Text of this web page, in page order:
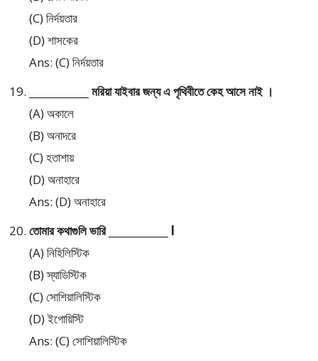
(C) নির্দয়তার
(D) শাসকের
Ans: (C) নির্দয়তার
____________ মরিয়া যাইবার জন্য এ পৃথিবীতে কেহ আসে নাই ।
(A) অকালে
(B) অনাদরে
(C) হতাশায়
(D) অনাহারে
Ans: (D) অনাহারে
তোমার কথাগুলি ভারি ____________ l
(A) নিহিলিস্টিক
(B) স্যাডিস্টিক
(C) সোশিয়ালিস্টিক
(D) ইগোয়িস্টি
Ans: (C) সোশিয়ালিস্টিক